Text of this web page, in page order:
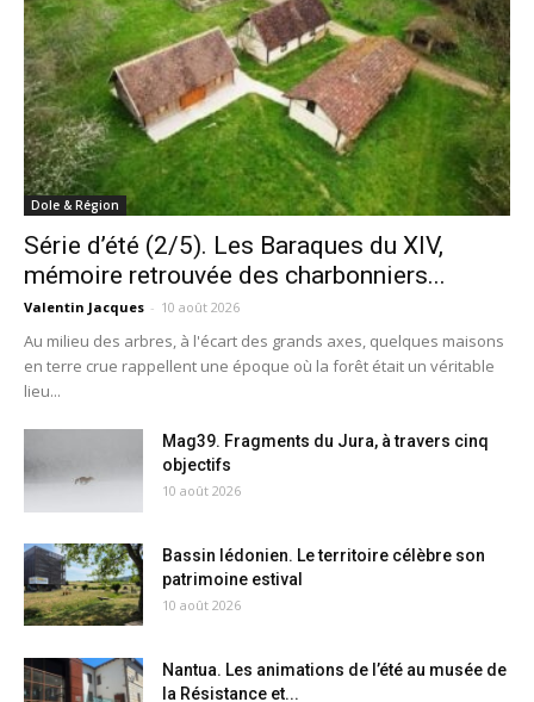
Dole & Région
Série d’été (2/5). Les Baraques du XIV,
mémoire retrouvée des charbonniers...
Valentin Jacques - 10 août 2026
Au milieu des arbres, à l'écart des grands axes, quelques maisons
en terre crue rappellent une époque où la forêt était un véritable
lieu...
Mag39. Fragments du Jura, à travers cinq
objectifs
10 août 2026
Bassin lédonien. Le territoire célèbre son
patrimoine estival
10 août 2026
Nantua. Les animations de l’été au musée de
la Résistance et...